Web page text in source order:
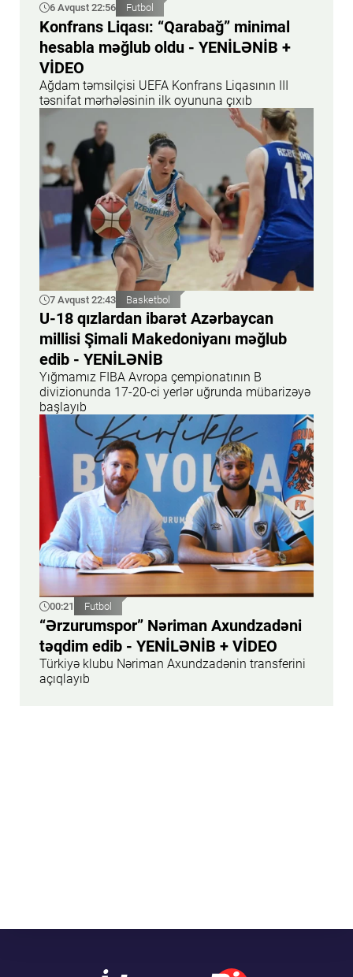
6 Avqust 22:56 Futbol
Konfrans Liqası: “Qarabağ” minimal
hesabla məğlub oldu - YENİLƏNİB +
VİDEO
Ağdam təmsilçisi UEFA Konfrans Liqasının III
təsnifat mərhələsinin ilk oyununa çıxıb
7 Avqust 22:43 Basketbol
U-18 qızlardan ibarət Azərbaycan
millisi Şimali Makedoniyanı məğlub
edib - YENİLƏNİB
Yığmamız FIBA Avropa çempionatının B
divizionunda 17-20-ci yerlər uğrunda mübarizəyə
başlayıb
00:21 Futbol
“Ərzurumspor” Nəriman Axundzadəni
təqdim edib - YENİLƏNİB + VİDEO
Türkiyə klubu Nəriman Axundzadənin transferini
açıqlayıb